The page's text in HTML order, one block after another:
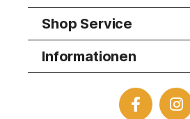
Shop Service
Informationen